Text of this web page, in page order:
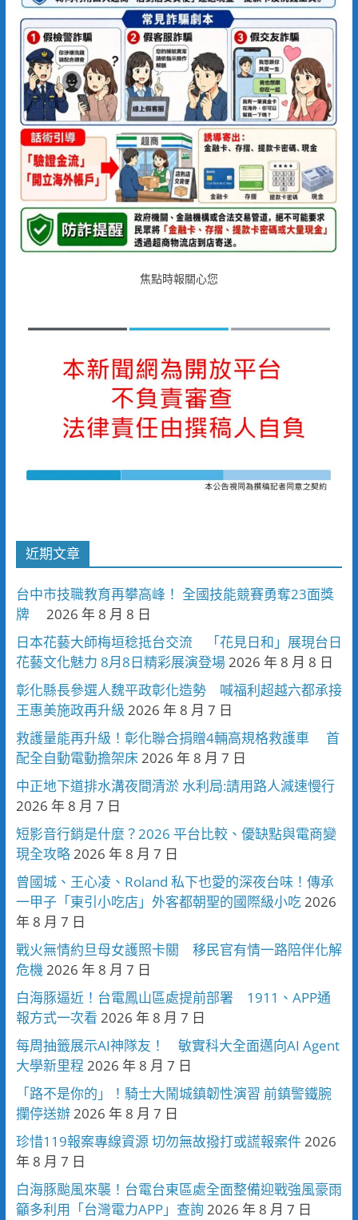
焦點時報關心您
近期文章
台中市技職教育再攀高峰！ 全國技能競賽勇奪23面獎
牌
2026 年 8 月 8 日
日本花藝大師梅垣稔抵台交流 「花見日和」展現台日
花藝文化魅力 8月8日精彩展演登場2026 年 8 月 8 日
彰化縣長參選人魏平政彰化造勢 喊福利超越六都承接
王惠美施政再升級 2026 年 8 月 7 日
救護量能再升級！彰化聯合捐贈4輛高規格救護車 首
配全自動電動擔架床2026 年 8 月 7 日
中正地下道排水溝夜間清淤 水利局:請用路人減速慢行
2026 年 8 月 7 日
短影音行銷是什麼？2026 平台比較、優缺點與電商變
現全攻略2026 年 8 月 7 日
曾國城、王心凌、Roland 私下也愛的深夜台味！傳承
一甲子「東引小吃店」外客都朝聖的國際級小吃2026
年 8 月 7 日
戰火無情約旦母女護照卡關 移民官有情一路陪伴化解
危機2026 年 8 月 7 日
白海豚逼近！台電鳳山區處提前部署 1911、APP通
報方式一次看 2026 年 8 月 7 日
每周抽籤展示AI神隊友！ 敏實科大全面邁向AI Agent
大學新里程 2026 年 8 月 7 日
「路不是你的」！騎士大鬧城鎮韌性演習 前鎮警鐵腕
攔停送辦2026 年 8 月 7 日
珍惜119報案專線資源 切勿無故撥打或謊報案件2026
年 8 月 7 日
白海豚颱風來襲！台電台東區處全面整備迎戰強風豪雨
籲多利用「台灣電力APP」查詢 2026 年 8 月 7 日